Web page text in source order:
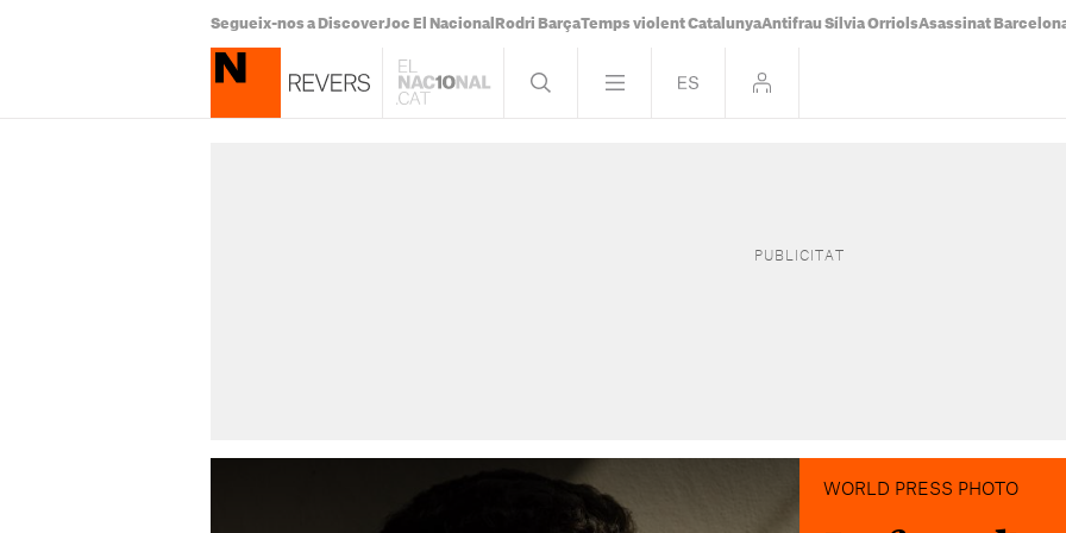
Segueix-nos a DiscoverJoc El Nacional Rodri BarçaTemps violent CatalunyaAntifrau Sílvia OrriolsAsassinat
WORLD PRESS PHOTO